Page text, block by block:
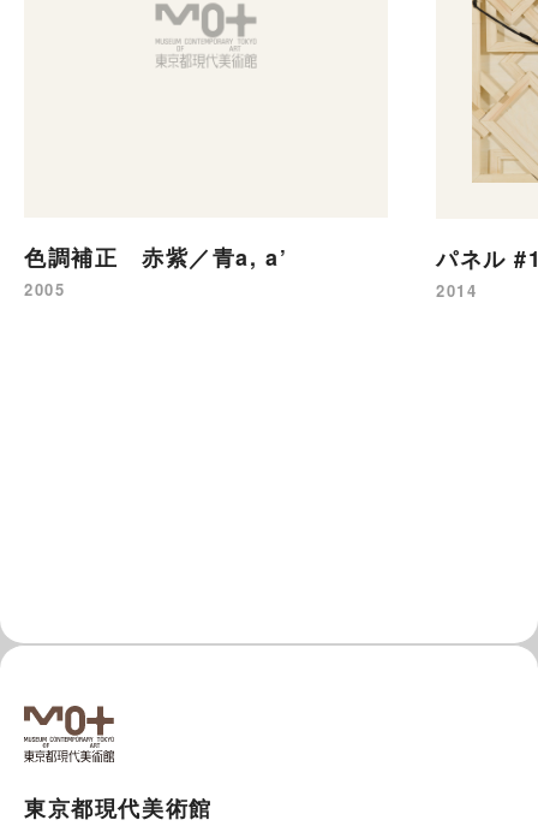
色調補正 赤紫／青a, a’
2005
パネル
2014
東京都現代美術館